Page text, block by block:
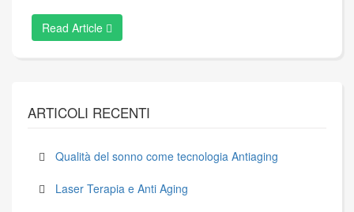
Read Article
ARTICOLI RECENTI
Qualità del sonno come tecnologia Antiaging
Laser Terapia e Anti Aging